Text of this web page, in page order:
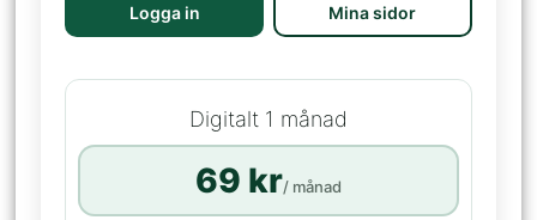
Logga in Mina sidor
Digitalt 1 månad
69 kr/ månad